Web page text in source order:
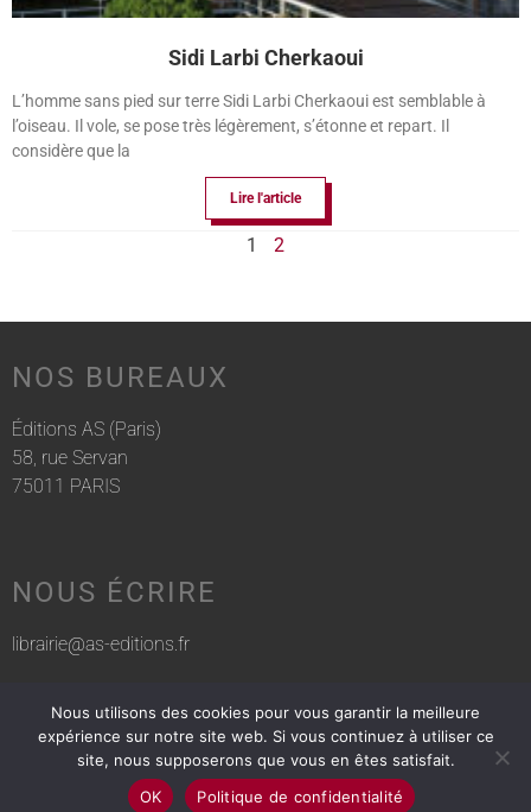
Sidi Larbi Cherkaoui
L’homme sans pied sur terre Sidi Larbi Cherkaoui est semblable à
l’oiseau. Il vole, se pose très légèrement, s’étonne et repart. Il
considère que la
Lire l'article
1 2
NOS BUREAUX
Éditions AS (Paris)
58, rue Servan
75011 PARIS
NOUS ÉCRIRE
librairie@as-editions.fr
NOUS APPELER
01 83 75 76 30
Nous utilisons des cookies pour vous garantir la meilleure
expérience sur notre site web. Si vous continuez à utiliser ce
site, nous supposerons que vous en êtes satisfait.
OK
Politique de confidentialité